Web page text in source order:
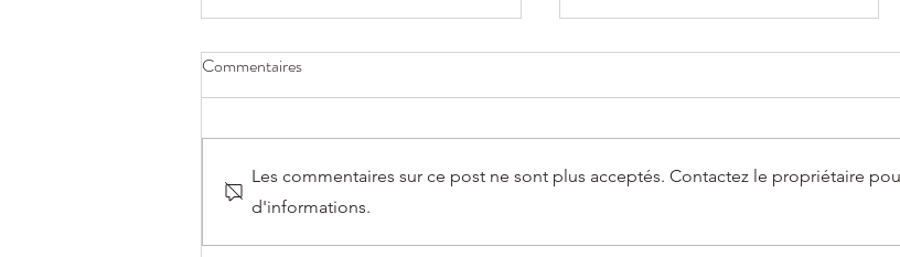
Fleet Luxury Packaging dévoile un
De la magie dans chaque sac au
Commentaires
Les commentaires sur ce post ne sont plus acceptés. Contactez le propriétaire
d'informations.